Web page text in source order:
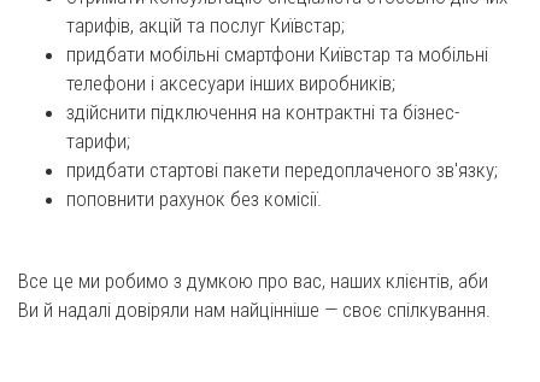
тарифів, акцій та послуг Київстар;
придбати мобільні смартфони Київстар та мобільні
телефони і аксесуари інших виробників;
здійснити підключення на контрактні та бізнес-
тарифи;
придбати стартові пакети передоплаченого зв'язку;
поповнити рахунок без комісії.
Все це ми робимо з думкою про вас, наших клієнтів, аби
Ви й надалі довіряли нам найцінніше — своє спілкування.